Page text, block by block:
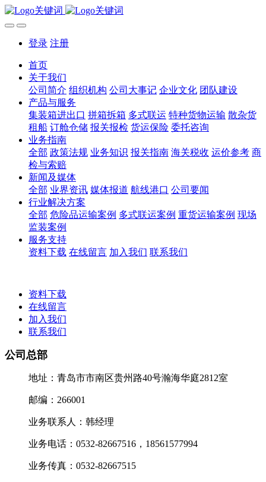
登录 注册
首页
关于我们
公司简介 组织机构 公司大事记 企业文化 团队建设
产品与服务
集装箱进出口 拼箱拆箱 多式联运 特种货物运输 散杂货
租船 订舱仓储 报关报检 货运保险 委托咨询
业务指南
全部 政策法规 业务知识 报关指南 海关税收 运价参考 商
检与索赔
新闻及媒体
全部 业界资讯 媒体报道 航线港口 公司要闻
行业解决方案
全部 危险品运输案例 多式联运案例 重货运输案例 现场
监装案例
服务支持
资料下载 在线留言 加入我们 联系我们
资料下载
在线留言
加入我们
联系我们
公司总部
地址：青岛市市南区贵州路40号瀚海华庭2812室
邮编：266001
业务联系人：韩经理
业务电话：0532-82667516，18561577994
业务传真：0532-82667515